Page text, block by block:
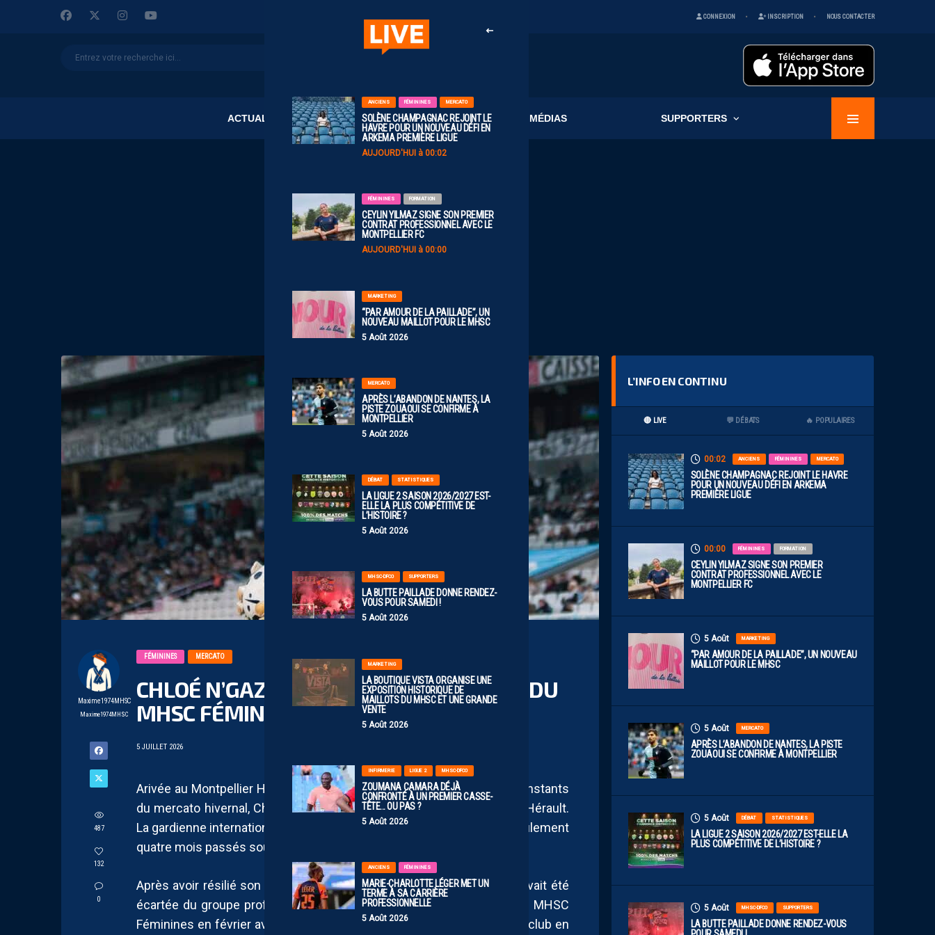
CONNEXION INSCRIPTION NOUS CONTACTER
ACTUALITÉS CLUB MÉDIAS SUPPORTERS
ANCIENS FÉMININES MERCATO
SOLÈNE CHAMPAGNAC REJOINT LE
HAVRE POUR UN NOUVEAU DÉFI EN
ARKEMA PREMIÈRE LIGUE
AUJOURD'HUI à 00:02
FÉMININES FORMATION
CEYLIN YILMAZ SIGNE SON PREMIER
CONTRAT PROFESSIONNEL AVEC LE
MONTPELLIER FC
AUJOURD'HUI à 00:00
MARKETING
“PAR AMOUR DE LA PAILLADE”, UN
NOUVEAU MAILLOT POUR LE MHSC
5 Août 2026
MERCATO
APRÈS L’ABANDON DE NANTES, LA
PISTE ZOUAOUI SE CONFIRME À
MONTPELLIER
5 Août 2026
DÉBAT STATISTIQUES
LA LIGUE 2 SAISON 2026/2027 EST-
ELLE LA PLUS COMPÉTITIVE DE
L’HISTOIRE ?
5 Août 2026
MHSC-DFCO SUPPORTERS
LA BUTTE PAILLADE DONNE RENDEZ-
VOUS POUR SAMEDI !
5 Août 2026
MARKETING
LA BOUTIQUE VISTA ORGANISE UNE
EXPOSITION HISTORIQUE DE
MAILLOTS DU MHSC ET UNE GRANDE
VENTE
5 Août 2026
INFIRMERIE LIGUE 2 MHSC-DFCO
ZOUMANA CAMARA DÉJÀ
CONFRONTÉ À UN PREMIER CASSE-
TÊTE… OU PAS ?
5 Août 2026
ANCIENS FÉMININES
MARIE-CHARLOTTE LÉGER MET UN
TERME À SA CARRIÈRE
PROFESSIONNELLE
5 Août 2026
Maxime1974MHSC
Maxime1974MHSC
487
132
0
FÉMININES MERCATO
CHLOÉ N’GAZI OFFICIALISE SON DÉPART DU
MHSC FÉMININES
5 JUILLET 2026
Arivée au Montpellier Hérault Sport Club Féminines dans les derniers instants
du mercato hivernal, Chloé N’Gazi ne poursuivra pas l’aventure dans l’Hérault.
La gardienne internationale algérienne a officialisé son départ après seulement
quatre mois passés sous les couleurs montpelliéraines.
Après avoir résilié son contrat avec l’Olympique de Marseille, où elle avait été
écartée du groupe professionnel, la portière de 30 ans avait rejoint le MHSC
Féminines en février avec un objectif clair : contribuer au maintien du club en
L’INFO EN CONTINU
🔴 LIVE 💬 DÉBATS 🔥 POPULAIRES
00:02 ANCIENS FÉMININES MERCATO
SOLÈNE CHAMPAGNAC REJOINT LE HAVRE
POUR UN NOUVEAU DÉFI EN ARKEMA
PREMIÈRE LIGUE
00:00 FÉMININES FORMATION
CEYLIN YILMAZ SIGNE SON PREMIER
CONTRAT PROFESSIONNEL AVEC LE
MONTPELLIER FC
5 Août MARKETING
“PAR AMOUR DE LA PAILLADE”, UN NOUVEAU
MAILLOT POUR LE MHSC
5 Août MERCATO
APRÈS L’ABANDON DE NANTES, LA PISTE
ZOUAOUI SE CONFIRME À MONTPELLIER
5 Août DÉBAT STATISTIQUES
LA LIGUE 2 SAISON 2026/2027 EST-ELLE LA
PLUS COMPÉTITIVE DE L’HISTOIRE ?
5 Août MHSC-DFCO SUPPORTERS
LA BUTTE PAILLADE DONNE RENDEZ-VOUS